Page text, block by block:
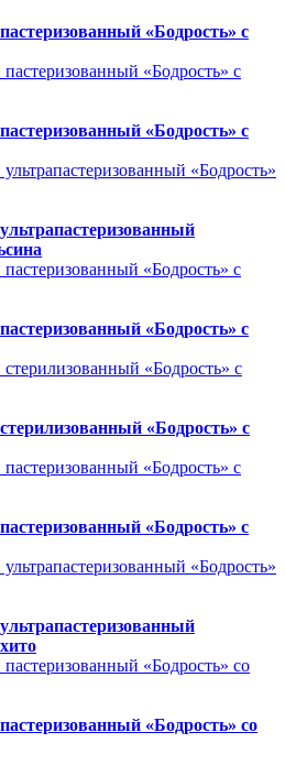
«Бодрость» с
«Бодрость» с
«Бодрость» с
«Бодрость» с
«Бодрость» с
«Бодрость» со